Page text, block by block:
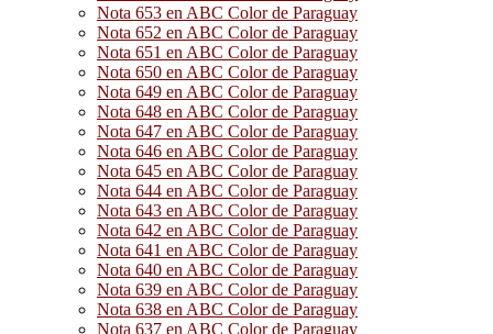
Nota 653 en ABC Color de Paraguay
Nota 652 en ABC Color de Paraguay
Nota 651 en ABC Color de Paraguay
Nota 650 en ABC Color de Paraguay
Nota 649 en ABC Color de Paraguay
Nota 648 en ABC Color de Paraguay
Nota 647 en ABC Color de Paraguay
Nota 646 en ABC Color de Paraguay
Nota 645 en ABC Color de Paraguay
Nota 644 en ABC Color de Paraguay
Nota 643 en ABC Color de Paraguay
Nota 642 en ABC Color de Paraguay
Nota 641 en ABC Color de Paraguay
Nota 640 en ABC Color de Paraguay
Nota 639 en ABC Color de Paraguay
Nota 638 en ABC Color de Paraguay
Nota 637 en ABC Color de Paraguay